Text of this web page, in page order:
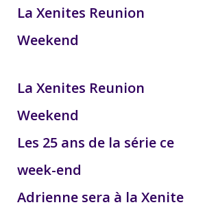
La Xenites Reunion
Weekend
La Xenites Reunion
Weekend
Les 25 ans de la série ce
week-end
Adrienne sera à la Xenite